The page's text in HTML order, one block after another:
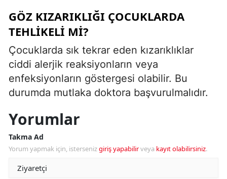
GÖZ KIZARIKLIĞI ÇOCUKLARDA
TEHLIKELI MI?
Çocuklarda sık tekrar eden kızarıklıklar
ciddi alerjik reaksiyonların veya
enfeksiyonların göstergesi olabilir. Bu
durumda mutlaka doktora başvurulmalıdır.
Yorumlar
Takma Ad
Yorum yapmak için, istersenizgiriş yapabilirveya kayıt olabilirsiniz.